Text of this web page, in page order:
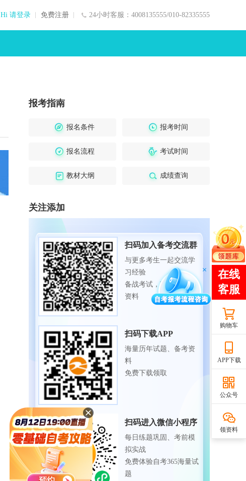
24小时客服：4008135555/010-82335555
Hi 请登录 免费注册
报考指南
报名条件 报考时间
报名流程 考试时间
教材大纲 成绩查询
关注添加
扫码加入备考交流群
与更多考生一起交流学
习经验
备战考试，获取试题及
资料
扫码下载APP
海量历年试题、备考资
料
免费下载领取
扫码进入微信小程序
每日练题巩固、考前模
拟实战
免费体验自考365海量试
题
购物车
APP下载
公众号
领资料